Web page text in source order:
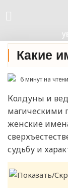
Какие
6 минут на
Колдуны и
магическими
женские
судьбу и